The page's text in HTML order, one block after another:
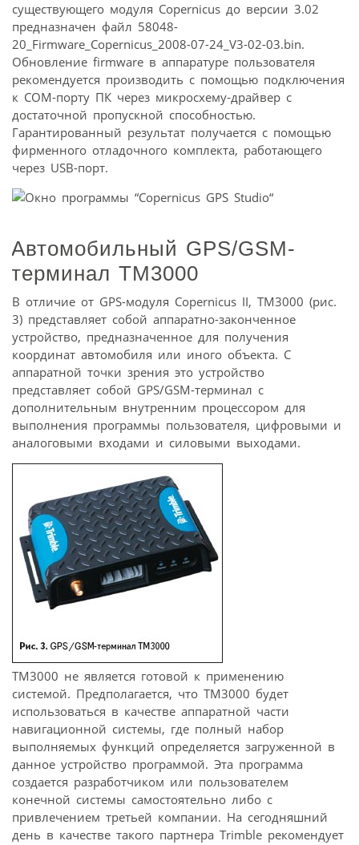
существующего модуля Copernicus до версии 3.02
предназначен файл 58048-
20_Firmware_Copernicus_2008-07-24_V3-02-03.bin.
Обновление firmware в аппаратуре пользователя
рекомендуется производить с помощью подключения
к COM-порту ПК через микросхему-драйвер с
достаточной пропускной способностью.
Гарантированный результат получается с помощью
фирменного отладочного комплекта, работающего
через USB-порт.
Автомобильный GPS/GSM-
терминал TM3000
В отличие от GPS-модуля Copernicus II, TM3000 (рис.
3) представляет собой аппаратно-законченное
устройство, предназначенное для получения
координат автомобиля или иного объекта. С
аппаратной точки зрения это устройство
представляет собой GPS/GSM-терминал с
дополнительным внутренним процессором для
выполнения программы пользователя, цифровыми и
аналоговыми входами и силовыми выходами.
TM3000 не является готовой к применению
системой. Предполагается, что TM3000 будет
использоваться в качестве аппаратной части
навигационной системы, где полный набор
выполняемых функций определяется загруженной в
данное устройство программой. Эта программа
создается разработчиком или пользователем
конечной системы самостоятельно либо с
привлечением третьей компании. На сегодняшний
день в качестве такого партнера Trimble рекомендует